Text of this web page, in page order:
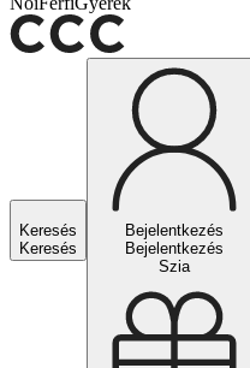
Keresés
Keresés
Bejelentkezés
Bejelentkezés
Szia